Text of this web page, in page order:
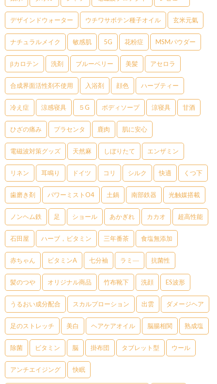
デザインドウォーター ウチワサボテン種子オイル 玄米元氣
ナチュラルメイク 敏感肌 5G 花粉症 MSMパウダー
βカロテン 洗剤 ブルーベリー 美髪 アセロラ
合成界面活性剤不使用 入浴剤 顔色 ハーブティー
冷え症 涼感寝具 ５G ボディソープ 涼寝具 甘酒
ひざの痛み プラセンタ 鹿肉 肌に安心
電磁波対策グッズ 天然麻 しぼりたて エンザミン
リネン 耳鳴り ドイツ コリ シルク 快適 くつ下
歯磨き剤 パワーミストO4 土鍋 南部鉄器 光触媒搭載
ノンヘム鉄 足 ショール あかぎれ カカオ 超高性能
石田屋 ハーブ，ビタミン 三年番茶 食塩無添加
赤ちゃん ビタミンA 七分袖 ラミ― 抗菌性
髪のつや オリジナル商品 竹布靴下 洗顔 ES波形
うるおい成分配合 スカルプローション 出雲 ダメージヘア
足のストレッチ 美白 ヘアケアオイル 脳腸相関 熟成塩
除菌 ビタミン 脳 掛布団 タブレット型 ウール
アンチエイジング 快眠